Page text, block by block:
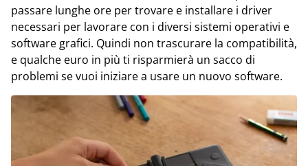
passare lunghe ore per trovare e installare i driver
necessari per lavorare con i diversi sistemi operativi e
software grafici. Quindi non trascurare la compatibilità,
e qualche euro in più ti risparmierà un sacco di
problemi se vuoi iniziare a usare un nuovo software.